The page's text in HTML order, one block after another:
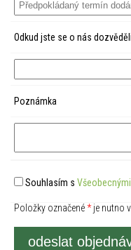
Odkud jste se o nás dozvěděli
Poznámka
Souhlasím s
Položky označené*je nutno
odeslat